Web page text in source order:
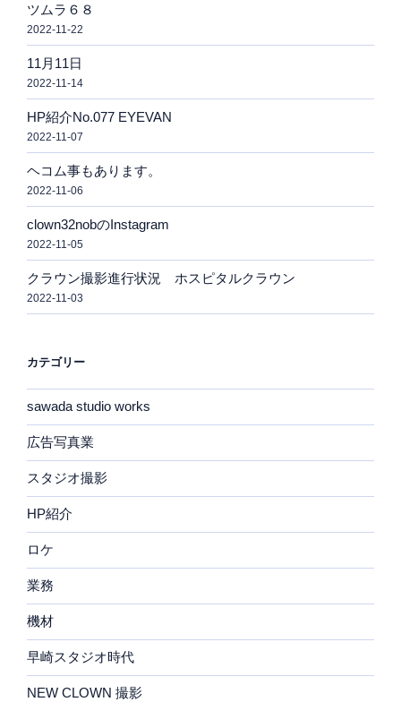
ツムラ６８
2022-11-22
11月11日
2022-11-14
HP紹介No.077 EYEVAN
2022-11-07
ヘコム事もあります。
2022-11-06
clown32nobのInstagram
2022-11-05
クラウン撮影進行状況 ホスピタルクラウン
2022-11-03
カテゴリー
sawada studio works
広告写真業
スタジオ撮影
HP紹介
ロケ
業務
機材
早崎スタジオ時代
NEW CLOWN 撮影